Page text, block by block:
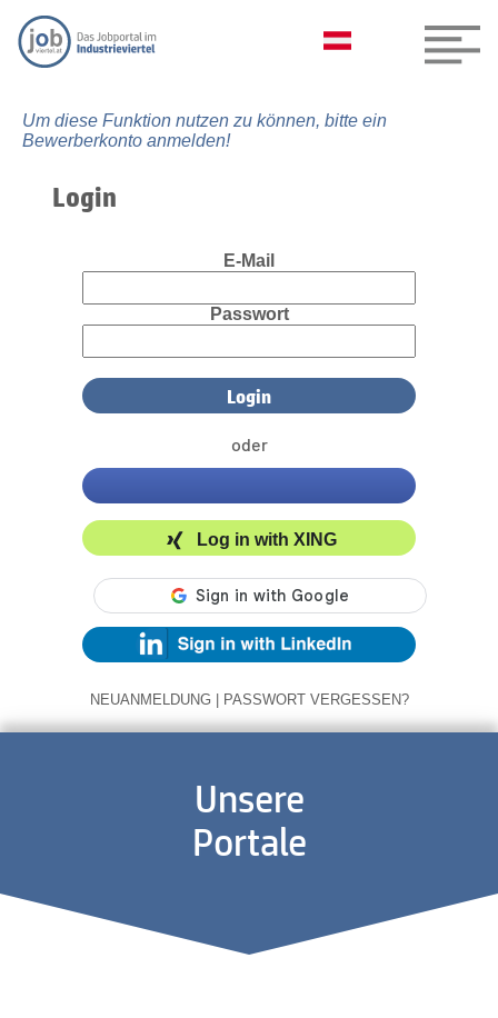
Um diese Funktion nutzen zu können, bitte ein
Bewerberkonto anmelden!
Login
E-Mail
Passwort
oder
Log in with XING
NEUANMELDUNG | PASSWORT VERGESSEN?
Unsere
Portale